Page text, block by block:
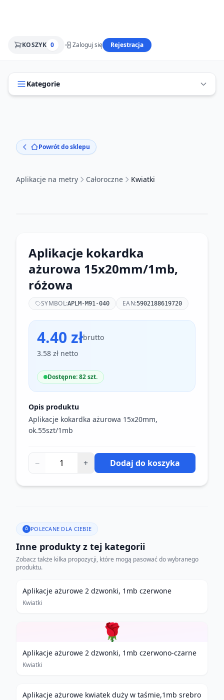
KOSZYK 0 Zaloguj się Rejestracja
Kategorie
Powrót do sklepu
Aplikacje na metry Całoroczne Kwiatki
Aplikacje kokardka
ażurowa 15x20mm/1mb,
różowa
SYMBOL:APLM-M91-040 EAN:5902188619720
4.40 złbrutto
3.58 zł netto
Dostępne: 82 szt.
Opis produktu
Aplikacje kokardka ażurowa 15x20mm,
ok.55szt/1mb
− + Dodaj do koszyka
POLECANE DLA CIEBIE
Inne produkty z tej kategorii
Zobacz także kilka propozycji, które mogą pasować do wybranego
produktu.
Aplikacje ażurowe 2 dzwonki, 1mb czerwone
Kwiatki
🌹
Aplikacje ażurowe 2 dzwonki, 1mb czerwono-czarne
Kwiatki
Aplikacje ażurowe kwiatek duży w taśmie,1mb srebro